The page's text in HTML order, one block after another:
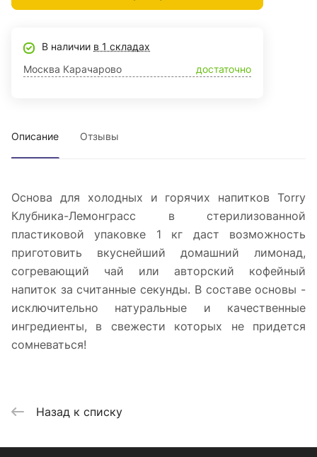
В наличии в 1 складах
Москва Карачарово
достаточно
Описание Отзывы
Основа для холодных и горячих напитков Torry
Клубника-Лемонграсс в стерилизованной
пластиковой упаковке 1 кг даст возможность
приготовить вкуснейший домашний лимонад,
согревающий чай или авторский кофейный
напиток за считанные секунды. В составе основы -
исключительно натуральные и качественные
ингредиенты, в свежести которых не придется
сомневаться!
Назад к списку